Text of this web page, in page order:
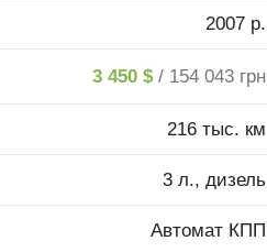
2007 р.
3 450 $ / 154 043 грн
216 тыс. км
3 л., дизель
Автомат КПП